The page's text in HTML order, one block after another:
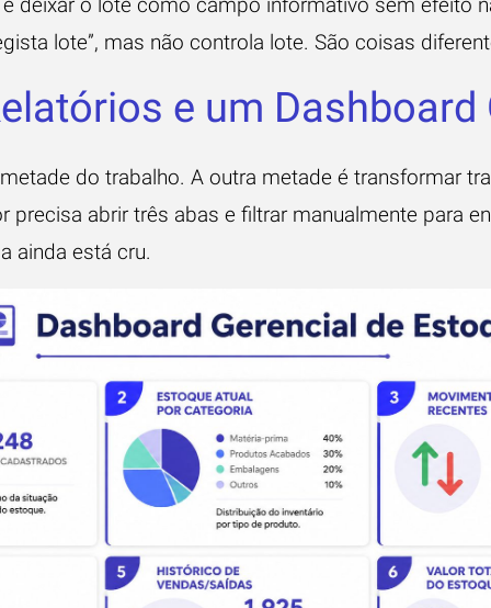
deixar o lote como campo informativo sem efeito
lote”, mas não controla lote. São coisas
e um Dashboard
do trabalho. A outra metade é transformar
precisa abrir três abas e filtrar manualmente para
ainda está cru.